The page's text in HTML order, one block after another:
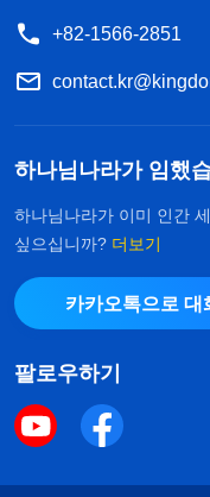
+82-1566-2851
하나님나라가 임했
하나님나라가 이미 인간
싶으십니까? 더보기
카카오톡으로 대
팔로우하기